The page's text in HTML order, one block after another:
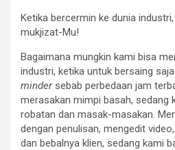
Ketika bercermin ke dunia
mukjizat-Mu!
Bagaimana mungkin kami bisa
industri, ketika untuk bersaing
mindersebab perbedaan jam
merasakan mimpi basah, sedang
robatan dan masak-masakan.
dengan penulisan, mengedit
dan bebalnya klien, sedang kami